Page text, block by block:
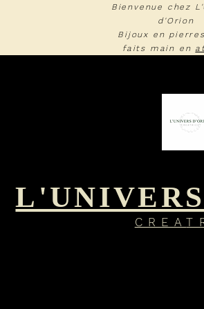
Bienvenue chez
d'Orion
Bijoux en
faits main en
CREA